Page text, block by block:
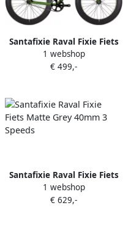
Santafixie Raval Fixie Fiets
Army 60mm
1 webshop
€ 499,-
Santafixie Raval Fixie Fiets
Matte Grey 40mm 3 Speeds
1 webshop
€ 629,-